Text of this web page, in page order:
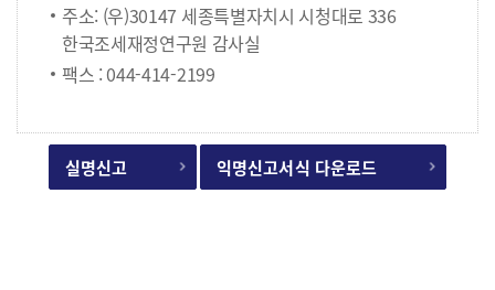
주소: (우)30147 세종특별자치시 시청대로 336
한국조세재정연구원 감사실
팩스 : 044-414-2199
실명신고 익명신고서식 다운로드